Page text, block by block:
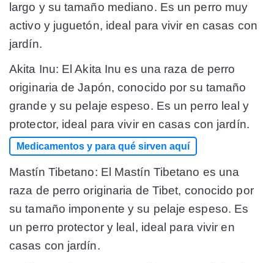
largo y su tamaño mediano. Es un perro muy
activo y juguetón, ideal para vivir en casas con
jardín.
Akita Inu: El Akita Inu es una raza de perro
originaria de Japón, conocido por su tamaño
grande y su pelaje espeso. Es un perro leal y
protector, ideal para vivir en casas con jardín.
Medicamentos y para qué sirven aquí
Mastín Tibetano: El Mastín Tibetano es una
raza de perro originaria de Tibet, conocido por
su tamaño imponente y su pelaje espeso. Es
un perro protector y leal, ideal para vivir en
casas con jardín.